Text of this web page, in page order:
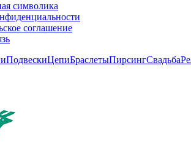
символика
соглашение
ПодвескиЦепиБраслетыПирсингСвадьба